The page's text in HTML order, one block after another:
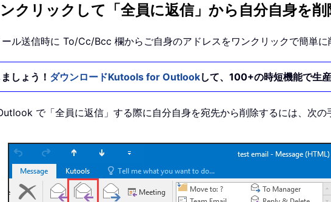
クリックして「全員に返信」から自分自身を削
ル送信時に To/Cc/Bcc 欄からご自身のアドレスをワンクリックで簡単に
しょう！ ダウンロードKutools for Outlookして、100+の時短機能で生
で「全員に返信」する際に自分自身を宛先から削除するには、次の